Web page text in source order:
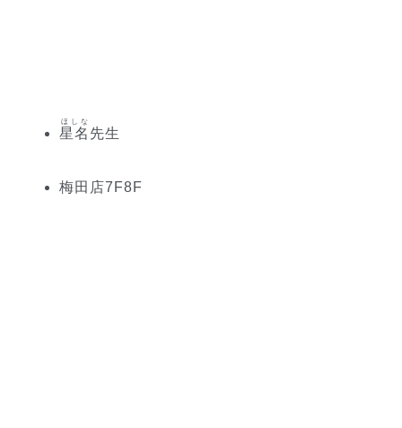
星名
ほしな
先生
梅田 店7 F8F